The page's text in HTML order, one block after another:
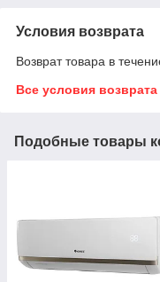
Условия возврата
Возврат товара в
Все условия возврата
Подобные товары